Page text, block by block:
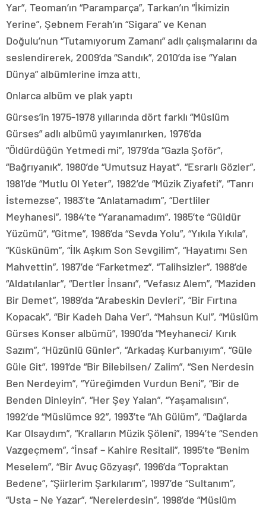
Yar”, Teoman’ın “Paramparça”, Tarkan’ın “İkimizin
Yerine”, Şebnem Ferah’ın “Sigara” ve Kenan
Doğulu’nun “Tutamıyorum Zamanı” adlı çalışmalarını da
seslendirerek, 2009’da “Sandık”, 2010’da ise “Yalan
Dünya” albümlerine imza attı.
Onlarca albüm ve plak yaptı
Gürses’in 1975-1978 yıllarında dört farklı “Müslüm
Gürses” adlı albümü yayımlanırken, 1976’da
“Öldürdüğün Yetmedi mi”, 1979’da “Gazla Şoför”,
“Bağrıyanık”, 1980’de “Umutsuz Hayat”, “Esrarlı Gözler”,
1981’de “Mutlu Ol Yeter”, 1982’de “Müzik Ziyafeti”, “Tanrı
İstemezse”, 1983’te “Anlatamadım”, “Dertliler
Meyhanesi”, 1984’te “Yaranamadım”, 1985’te “Güldür
Yüzümü”, “Gitme”, 1986’da “Sevda Yolu”, “Yıkıla Yıkıla”,
“Küskünüm”, “İlk Aşkım Son Sevgilim”, “Hayatımı Sen
Mahvettin”, 1987’de “Farketmez”, “Talihsizler”, 1988’de
“Aldatılanlar”, “Dertler İnsanı”, “Vefasız Alem”, “Maziden
Bir Demet”, 1989’da “Arabeskin Devleri”, “Bir Fırtına
Kopacak”, “Bir Kadeh Daha Ver”, “Mahsun Kul”, “Müslüm
Gürses Konser albümü”, 1990’da “Meyhaneci/ Kırık
Sazım”, “Hüzünlü Günler”, “Arkadaş Kurbanıyım”, “Güle
Güle Git”, 1991’de “Bir Bilebilsen/ Zalim”, “Sen Nerdesin
Ben Nerdeyim”, “Yüreğimden Vurdun Beni”, “Bir de
Benden Dinleyin”, “Her Şey Yalan”, “Yaşamalısın”,
1992’de “Müslümce 92”, 1993’te “Ah Gülüm”, “Dağlarda
Kar Olsaydım”, “Kralların Müzik Şöleni”, 1994’te “Senden
Vazgeçmem”, “İnsaf – Kahire Resitali”, 1995’te “Benim
Meselem”, “Bir Avuç Gözyaşı”, 1996’da “Topraktan
Bedene”, “Şiirlerim Şarkılarım”, 1997’de “Sultanım”,
“Usta – Ne Yazar”, “Nerelerdesin”, 1998’de “Müslüm